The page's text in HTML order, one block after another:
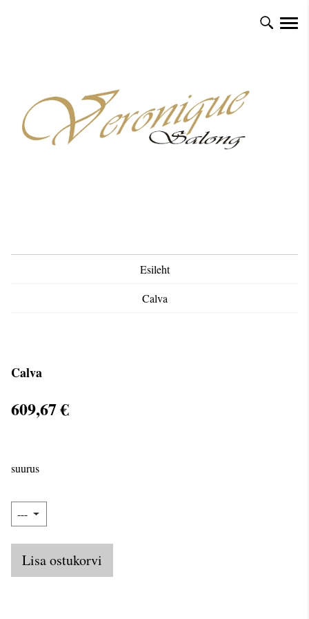
Esileht
Calva
Calva
609,67 €
suurus
Lisa ostukorvi